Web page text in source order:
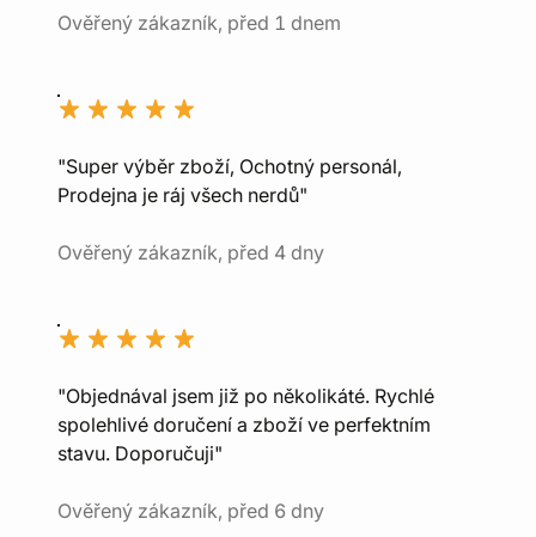
Ověřený zákazník, před 1 dnem
"Super výběr zboží, Ochotný personál,
Prodejna je ráj všech nerdů"
Ověřený zákazník, před 4 dny
"Objednával jsem již po několikáté. Rychlé
spolehlivé doručení a zboží ve perfektním
stavu. Doporučuji"
Ověřený zákazník, před 6 dny